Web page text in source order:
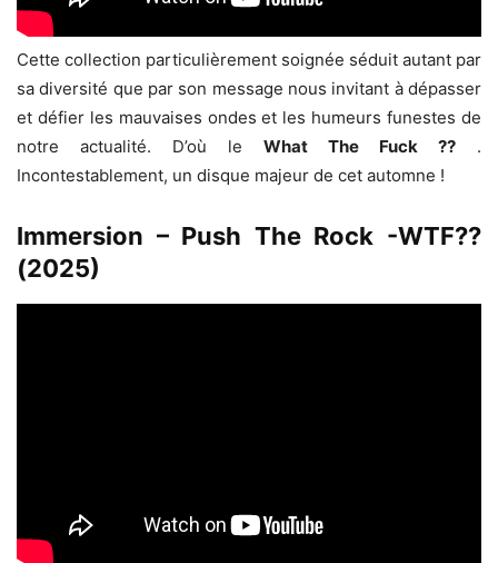
Cette collection particulièrement soignée séduit autant par
sa diversité que par son message nous invitant à dépasser
et défier les mauvaises ondes et les humeurs funestes de
notre actualité. D’où le What The Fuck ??.
Incontestablement, un disque majeur de cet automne !
Immersion – Push The Rock -WTF??
(2025)